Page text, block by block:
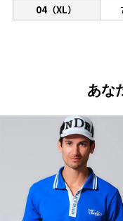
04（XL）
あな